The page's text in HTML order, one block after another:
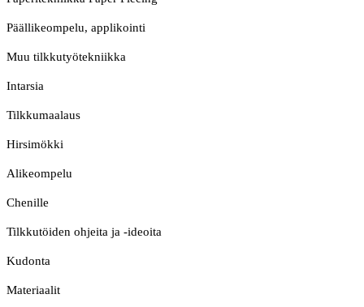
Päällikeompelu, applikointi
Muu tilkkutyötekniikka
Intarsia
Tilkkumaalaus
Hirsimökki
Alikeompelu
Chenille
Tilkkutöiden ohjeita ja -ideoita
Kudonta
Materiaalit